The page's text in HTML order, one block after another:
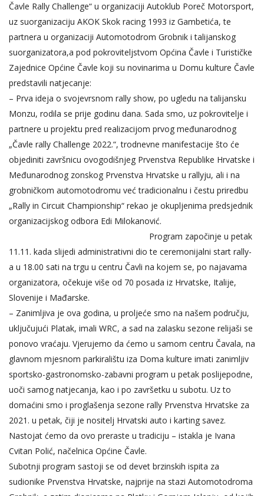
Čavle Rally Challenge“ u organizaciji Autoklub Poreč Motorsport,
uz suorganizaciju AKOK Skok racing 1993 iz Gambetića, te
partnera u organizaciji Automotodrom Grobnik i talijanskog
suorganizatora,a pod pokroviteljstvom Općina Čavle i Turističke
Zajednice Općine Čavle koji su novinarima u Domu kulture Čavle
predstavili natjecanje:
– Prva ideja o svojevrsnom rally show, po ugledu na talijansku
Monzu, rodila se prije godinu dana. Sada smo, uz pokrovitelje i
partnere u projektu pred realizacijom prvog međunarodnog
„Čavle rally Challenge 2022.“, trodnevne manifestacije što će
objediniti završnicu ovogodišnjeg Prvenstva Republike Hrvatske i
Međunarodnog zonskog Prvenstva Hrvatske u rallyju, ali i na
grobničkom automotodromu već tradicionalnu i čestu priredbu
„Rally in Circuit Championship“ rekao je okupljenima predsjednik
organizacijskog odbora Edi Milokanović.
Program započinje u petak
11.11. kada slijedi administrativni dio te ceremonijalni start rally-
a u 18.00 sati na trgu u centru Čavli na kojem se, po najavama
organizatora, očekuje više od 70 posada iz Hrvatske, Italije,
Slovenije i Mađarske.
– Zanimljiva je ova godina, u proljeće smo na našem području,
uključujući Platak, imali WRC, a sad na zalasku sezone relijaši se
ponovo vraćaju. Vjerujemo da ćemo u samom centru Čavala, na
glavnom mjesnom parkiralištu iza Doma kulture imati zanimljiv
sportsko-gastronomsko-zabavni program u petak poslijepodne,
uoči samog natjecanja, kao i po završetku u subotu. Uz to
domaćini smo i proglašenja sezone rally Prvenstva Hrvatske za
2021. u petak, čiji je nositelj Hrvatski auto i karting savez.
Nastojat ćemo da ovo preraste u tradiciju – istakla je Ivana
Cvitan Polić, načelnica Općine Čavle.
Subotnji program sastoji se od devet brzinskih ispita za
sudionike Prvenstva Hrvatske, najprije na stazi Automotodroma